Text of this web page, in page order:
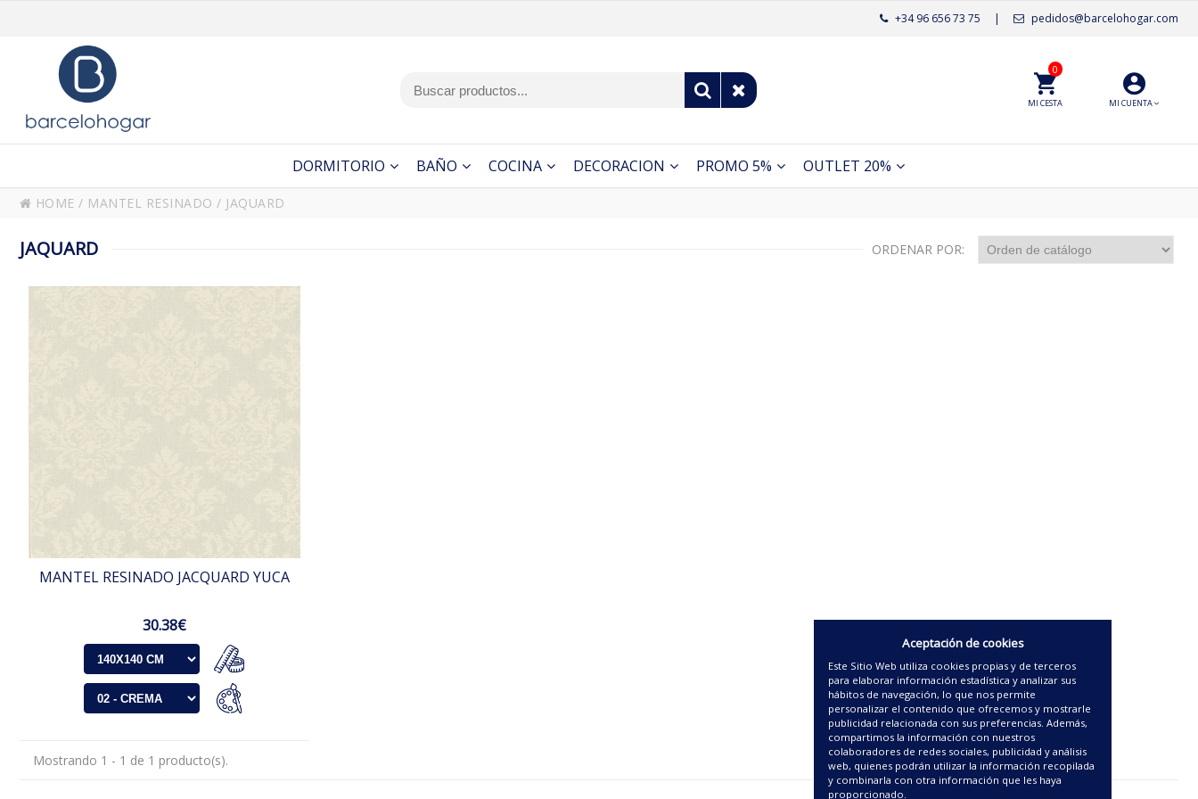
pedidos@barcelohogar.com
|
+34 96 656 73 75
MI CUENTA
MI CESTA
0
DORMITORIO BAÑO COCINA DECORACION PROMO 5% OUTLET 20%
HOME / MANTEL RESINADO / JAQUARD
JAQUARD ORDENAR POR:
MANTEL RESINADO JACQUARD YUCA
30.38€
Mostrando 1 - 1 de 1 producto(s).
Aceptación de cookies
Este Sitio Web utiliza cookies propias y de terceros
para elaborar información estadística y analizar sus
hábitos de navegación, lo que nos permite
personalizar el contenido que ofrecemos y mostrarle
publicidad relacionada con sus preferencias. Además,
compartimos la información con nuestros
colaboradores de redes sociales, publicidad y análisis
web, quienes podrán utilizar la información recopilada
y combinarla con otra información que les haya
proporcionado.